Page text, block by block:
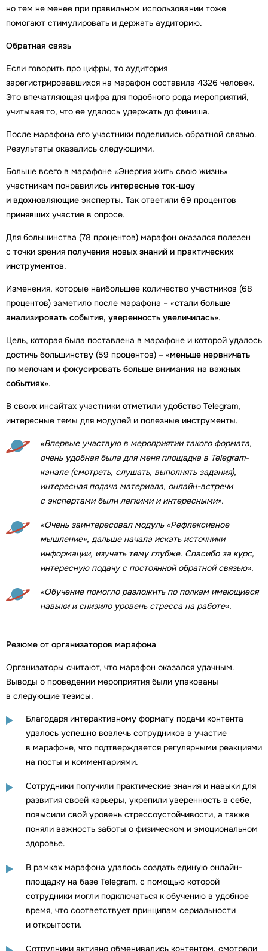
но тем не менее при правильном использовании тоже
помогают стимулировать и держать аудиторию.
Обратная связь
Если говорить про цифры, то аудитория
зарегистрировавшихся на марафон составила 4326 человек.
Это впечатляющая цифра для подобного рода мероприятий,
учитывая то, что ее удалось удержать до финиша.
После марафона его участники поделились обратной связью.
Результаты оказались следующими.
Больше всего в марафоне «Энергия жить свою жизнь»
участникам понравились интересные ток-шоу
и вдохновляющие эксперты. Так ответили 69 процентов
принявших участие в опросе.
Для большинства (78 процентов) марафон оказался полезен
с точки зрения получения новых знаний и практических
инструментов.
Изменения, которые наибольшее количество участников (68
процентов) заметило после марафона – «стали больше
анализировать события, уверенность увеличилась».
Цель, которая была поставлена в марафоне и которой удалось
достичь большинству (59 процентов) – «меньше нервничать
по мелочам и фокусировать больше внимания на важных
событиях».
В своих инсайтах участники отметили удобство Telegram,
интересные темы для модулей и полезные инструменты.
«Впервые участвую в мероприятии такого формата,
очень удобная была для меня площадка в Telegram-
канале (смотреть, слушать, выполнять задания),
интересная подача материала, онлайн-встречи
с экспертами были легкими и интересными».
«Очень заинтересовал модуль «Рефлексивное
мышление», дальше начала искать источники
информации, изучать тему глубже. Спасибо за курс,
интересную подачу с постоянной обратной связью».
«Обучение помогло разложить по полкам имеющиеся
навыки и снизило уровень стресса на работе».
Резюме от организаторов марафона
Организаторы считают, что марафон оказался удачным.
Выводы о проведении мероприятия были упакованы
в следующие тезисы.
Благодаря интерактивному формату подачи контента
удалось успешно вовлечь сотрудников в участие
в марафоне, что подтверждается регулярными реакциями
на посты и комментариями.
Сотрудники получили практические знания и навыки для
развития своей карьеры, укрепили уверенность в себе,
повысили свой уровень стрессоустойчивости, а также
поняли важность заботы о физическом и эмоциональном
здоровье.
В рамках марафона удалось создать единую онлайн-
площадку на базе Telegram, с помощью которой
сотрудники могли подключаться к обучению в удобное
время, что соответствует принципам сериальности
и открытости.
Сотрудники активно обменивались контентом, смотрели